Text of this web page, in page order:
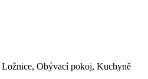
Obývací pokoj, Kuchyně